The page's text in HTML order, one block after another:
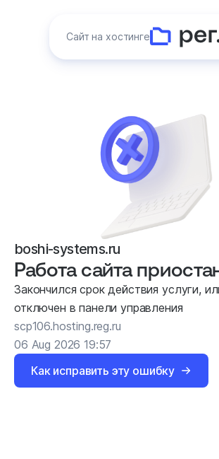
Сайт на хостинге
boshi-systems.ru
Работа сайта
Закончился срок действия услуги,
отключен в панели управления
scp106.hosting.reg.ru
06 Aug 2026 19:57
Как исправить эту ошибку